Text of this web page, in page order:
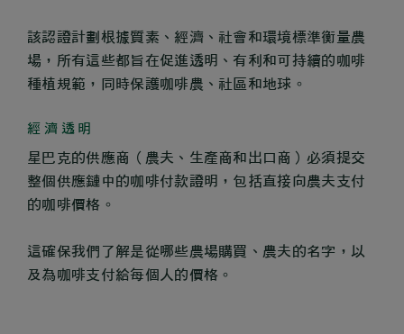
該認證計劃根據質素、經濟、社會和環境標準衡量農
場，所有這些都旨在促進透明、有利和可持續的咖啡
種植規範，同時保護咖啡農、社區和地球。
經濟透明
星巴克的供應商（農夫、生產商和出口商）必須提交
整個供應鏈中的咖啡付款證明，包括直接向農夫支付
的咖啡價格。
這確保我們了解是從哪些農場購買、農夫的名字，以
及為咖啡支付給每個人的價格。